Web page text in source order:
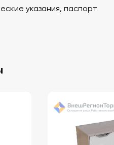
указания, паспорт